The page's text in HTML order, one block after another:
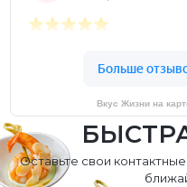
Вкус Жизни на
Оставьте свои